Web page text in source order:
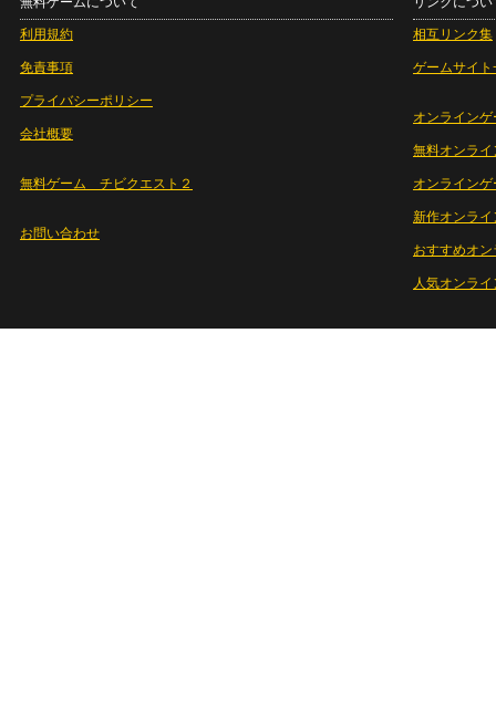
利用規約
免責事項
プライバシーポリシー
会社概要
無料ゲーム チビクエスト２
お問い合わせ
相互リンク集
ゲームサイト
オンラインゲ
無料オンライ
オンライン
新作オンライ
おすすめオ
人気オンラ